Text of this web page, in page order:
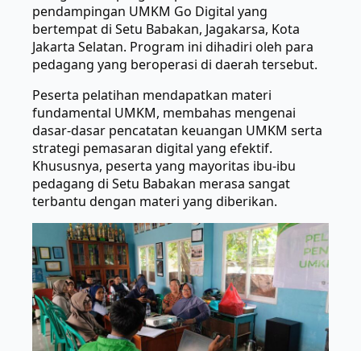
pendampingan UMKM Go Digital yang
bertempat di Setu Babakan, Jagakarsa, Kota
Jakarta Selatan. Program ini dihadiri oleh para
pedagang yang beroperasi di daerah tersebut.
Peserta pelatihan mendapatkan materi
fundamental UMKM, membahas mengenai
dasar-dasar pencatatan keuangan UMKM serta
strategi pemasaran digital yang efektif.
Khususnya, peserta yang mayoritas ibu-ibu
pedagang di Setu Babakan merasa sangat
terbantu dengan materi yang diberikan.